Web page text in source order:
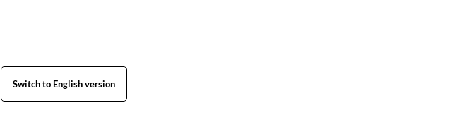
Switch to English version